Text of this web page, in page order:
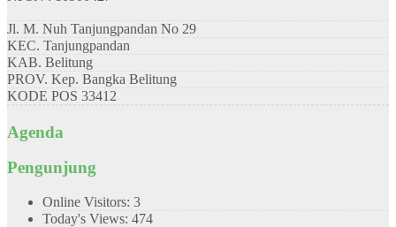
Jl. M. Nuh Tanjungpandan No 29
KEC. Tanjungpandan
KAB. Belitung
PROV. Kep. Bangka Belitung
KODE POS 33412
Agenda
Pengunjung
Online Visitors: 3
Today's Views: 474